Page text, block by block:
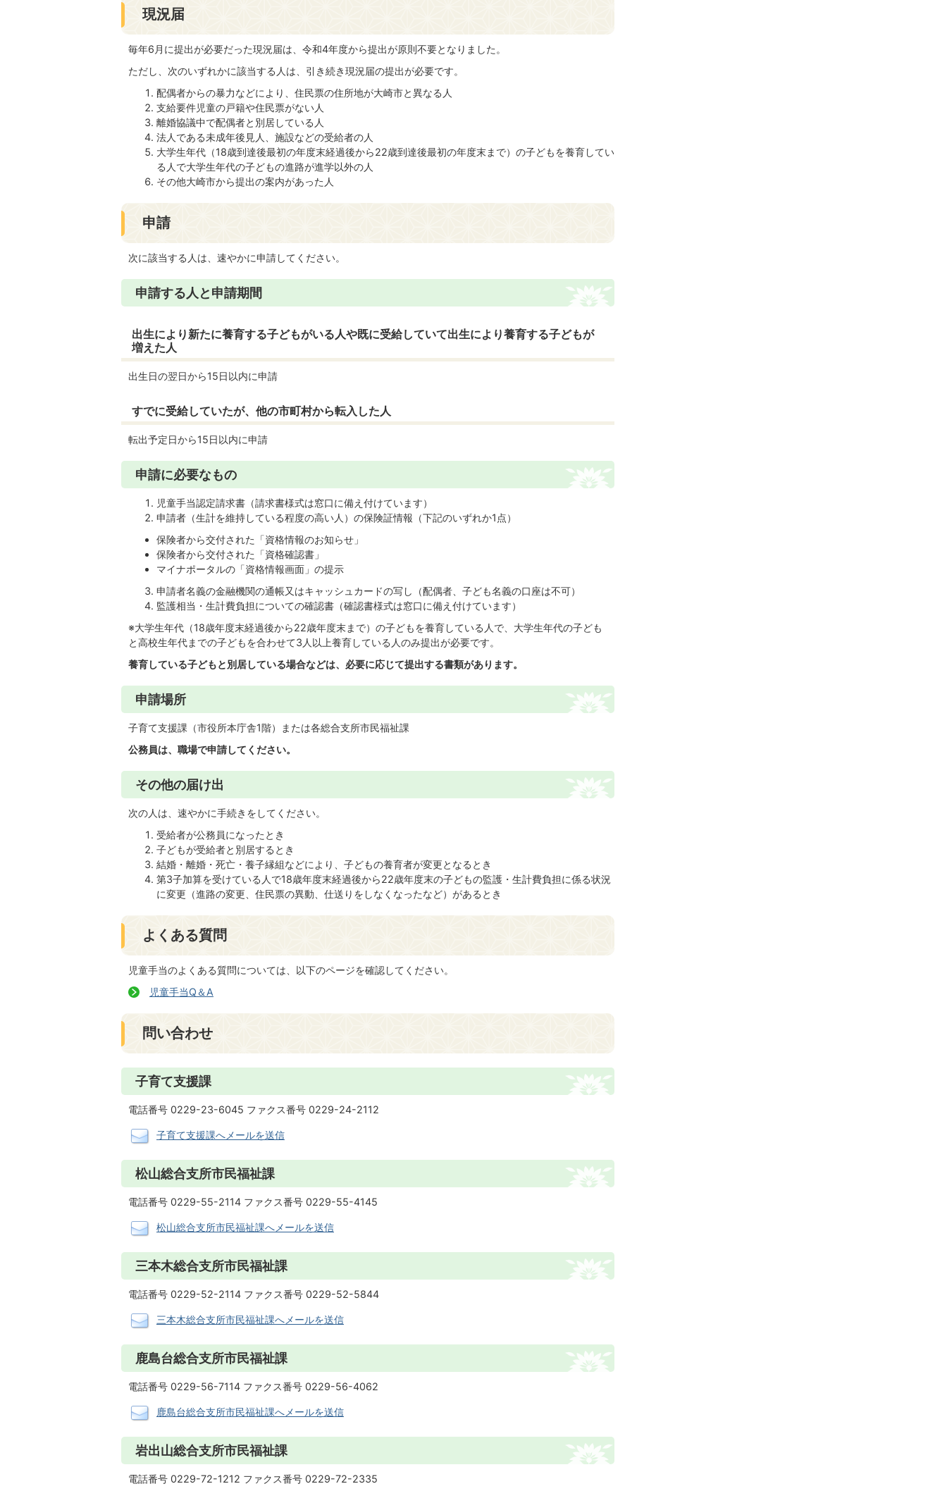
現況届
毎年6月に提出が必要だった現況届は、令和4年度から提出が原則不要となりました。
ただし、次のいずれかに該当する人は、引き続き現況届の提出が必要です。
配偶者からの暴力などにより、住民票の住所地が大崎市と異なる人
支給要件児童の戸籍や住民票がない人
離婚協議中で配偶者と別居している人
法人である未成年後見人、施設などの受給者の人
大学生年代（18歳到達後最初の年度末経過後から22歳到達後最初の年度末まで）の子どもを養育してい
る人で大学生年代の子どもの進路が進学以外の人
その他大崎市から提出の案内があった人
申請
次に該当する人は、速やかに申請してください。
申請する人と申請期間
出生により新たに養育する子どもがいる人や既に受給していて出生により養育する子どもが
増えた人
出生日の翌日から15日以内に申請
すでに受給していたが、他の市町村から転入した人
転出予定日から15日以内に申請
申請に必要なもの
児童手当認定請求書（請求書様式は窓口に備え付けています）
申請者（生計を維持している程度の高い人）の保険証情報（下記のいずれか1点）
保険者から交付された「資格情報のお知らせ」
保険者から交付された「資格確認書」
マイナポータルの「資格情報画面」の提示
申請者名義の金融機関の通帳又はキャッシュカードの写し（配偶者、子ども名義の口座は不可）
監護相当・生計費負担についての確認書（確認書様式は窓口に備え付けています）
※大学生年代（18歳年度末経過後から22歳年度末まで）の子どもを養育している人で、大学生年代の子ども
と高校生年代までの子どもを合わせて3人以上養育している人のみ提出が必要です。
養育している子どもと別居している場合などは、必要に応じて提出する書類があります。
申請場所
子育て支援課（市役所本庁舎1階）または各総合支所市民福祉課
公務員は、職場で申請してください。
その他の届け出
次の人は、速やかに手続きをしてください。
受給者が公務員になったとき
子どもが受給者と別居するとき
結婚・離婚・死亡・養子縁組などにより、子どもの養育者が変更となるとき
第3子加算を受けている人で18歳年度末経過後から22歳年度末の子どもの監護・生計費負担に係る状況
に変更（進路の変更、住民票の異動、仕送りをしなくなったなど）があるとき
よくある質問
児童手当のよくある質問については、以下のページを確認してください。
児童手当Q＆A
問い合わせ
子育て支援課
電話番号 0229-23-6045 ファクス番号 0229-24-2112
子育て支援課へメールを送信
松山総合支所市民福祉課
電話番号 0229-55-2114 ファクス番号 0229-55-4145
松山総合支所市民福祉課へメールを送信
三本木総合支所市民福祉課
電話番号 0229-52-2114 ファクス番号 0229-52-5844
三本木総合支所市民福祉課へメールを送信
鹿島台総合支所市民福祉課
電話番号 0229-56-7114 ファクス番号 0229-56-4062
鹿島台総合支所市民福祉課へメールを送信
岩出山総合支所市民福祉課
電話番号 0229-72-1212 ファクス番号 0229-72-2335